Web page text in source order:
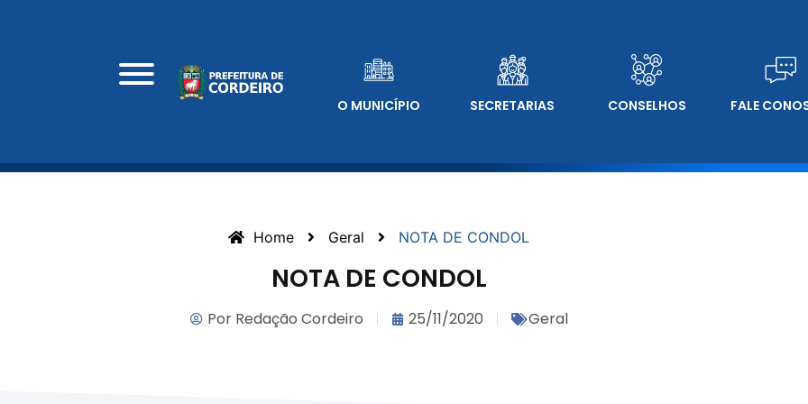
O MUNICÍPIO SECRETARIAS CONSELHOS FALE
Home Geral NOTA DE CONDOL
NOTA DE CONDOL
PorRedação Cordeiro 25/11/2020 Geral